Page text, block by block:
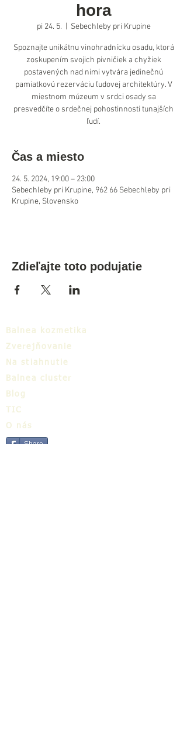
hora
pi 24. 5. Sebechleby pri Krupine
Spoznajte unikátnu vinohradnícku osadu, ktorá
zoskupením svojich pivničiek a chyžiek
postavených nad nimi vytvára jedinečnú
pamiatkovú rezerváciu ľudovej architektúry. V
miestnom múzeum v srdci osady sa
presvedčíte o srdečnej pohostinnosti tunajších
ľudí.
Čas a miesto
24. 5. 2024, 19:00 – 23:00
Sebechleby pri Krupine, 962 66 Sebechleby pri
Krupine, Slovensko
Zdieľajte toto podujatie
Balnea kozmetika
Zverejňovanie
Na stiahnutie
Balnea cluster
Blog
TIC
O nás
Share